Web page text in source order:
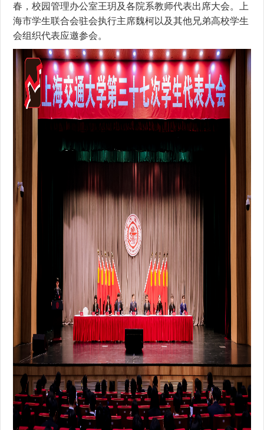
春，校园管理办公室王玥 及各院系教师代表出席大会。上
海市学生联合会驻会执行主席魏柯以及其他兄弟高校学生
会组织代表应邀参会。